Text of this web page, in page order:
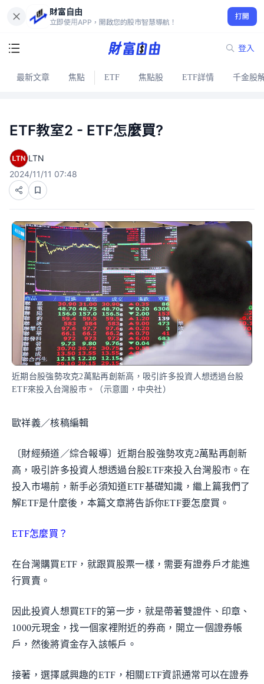
財富自由
立即使用APP，開啟您的股市智慧導航！
打開
登入
最新文章 焦點 ETF 焦點股 ETF詳情 千金股
ETF教室2 - ETF怎麼買?
LTN
2024/11/11 07:48
近期台股強勢攻克2萬點再創新高，吸引許多投資人想透過台股
ETF來投入台灣股市。（示意圖，中央社）
歐祥義／核稿編輯
〔財經頻道／綜合報導〕近期台股強勢攻克2萬點再創新
高，吸引許多投資人想透過台股ETF來投入台灣股市。在
投入市場前，新手必須知道ETF基礎知識，繼上篇我們了
解ETF是什麼後，本篇文章將告訴你ETF要怎麼買。
ETF怎麼買？
在台灣購買ETF，就跟買股票一樣，需要有證券戶才能進
行買賣。
因此投資人想買ETF的第一步，就是帶著雙證件、印章、
1000元現金，找一個家裡附近的券商，開立一個證券帳
戶，然後將資金存入該帳戶。
接著，選擇感興趣的ETF，相關ETF資訊通常可以在證券